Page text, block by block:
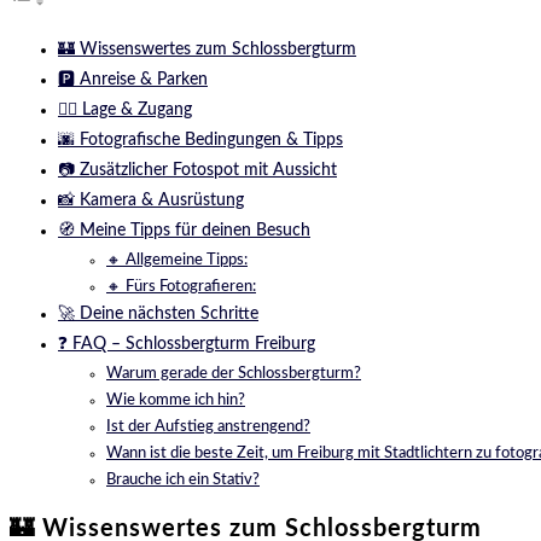
🏰 Wissenswertes zum Schlossbergturm
🅿️ Anreise & Parken
🚶‍♂️ Lage & Zugang
🌆 Fotografische Bedingungen & Tipps
📷 Zusätzlicher Fotospot mit Aussicht
📸 Kamera & Ausrüstung
🧭 Meine Tipps für deinen Besuch
🔸 Allgemeine Tipps:
🔸 Fürs Fotografieren:
🚀 Deine nächsten Schritte
❓ FAQ – Schlossbergturm Freiburg
Warum gerade der Schlossbergturm?
Wie komme ich hin?
Ist der Aufstieg anstrengend?
Wann ist die beste Zeit, um Freiburg mit Stadtlichtern zu
Brauche ich ein Stativ?
🏰 Wissenswertes zum Schlossbergturm